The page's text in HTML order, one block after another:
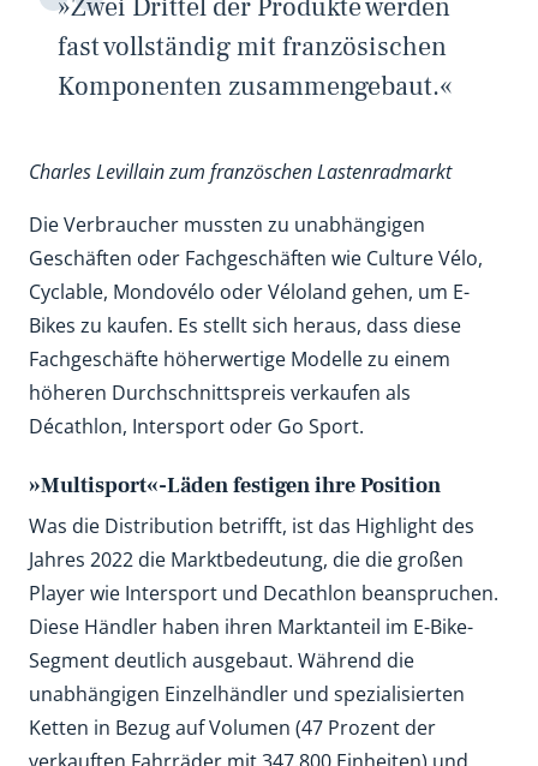
»Zwei Drittel der Produkte werden
fast vollständig mit französischen
Komponenten zusammengebaut.«
Charles Levillain zum französchen Lastenradmarkt
Die Verbraucher mussten zu unabhängigen
Geschäften oder Fachgeschäften wie Culture Vélo,
Cyclable, Mondovélo oder Véloland gehen, um E-
Bikes zu kaufen. Es stellt sich heraus, dass diese
Fachgeschäfte höherwertige Modelle zu einem
höheren Durchschnittspreis verkaufen als
Décathlon, Intersport oder Go Sport.
»Multisport«-Läden festigen ihre Position
Was die Distribution betrifft, ist das Highlight des
Jahres 2022 die Marktbedeutung, die die großen
Player wie Intersport und Decathlon beanspruchen.
Diese Händler haben ihren Marktanteil im E-Bike-
Segment deutlich ausgebaut. Während die
unabhängigen Einzelhändler und spezialisierten
Ketten in Bezug auf Volumen (47 Prozent der